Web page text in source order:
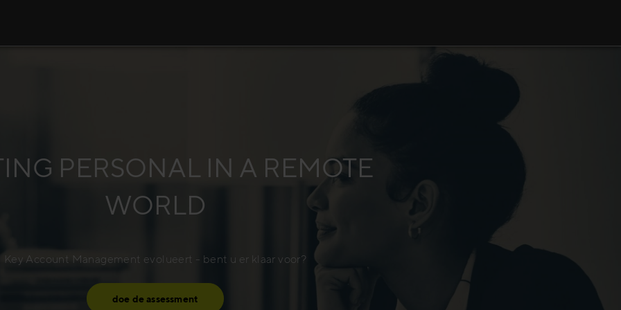
PERSONAL IN A REMOTE
WORLD
Key Account Management evolueert - bent u er klaar voor?
doe de assessment